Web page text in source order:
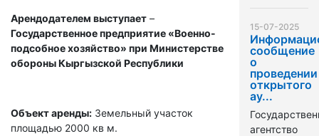
Арендодателем выступает –
Государственное предприятие «Военно-
подсобное хозяйство» при Министерстве
обороны Кыргызской Республики
Объект аренды: Земельный участок
площадью 2000 кв м.
15-07-2025
сообщение
о
проведении
открытого
ау...
агентство